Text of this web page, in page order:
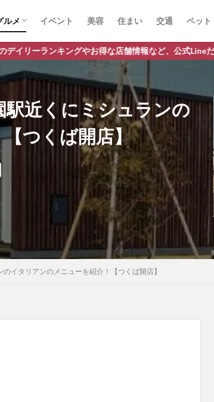
ルメ
ラーメン
ランチ
カフェ
パスタ
イベント 美容 住まい 交通 ペット
得な店舗情報など、公式Lineだけの限定情報を配信中！
近くにミシュランの
つくば開店】
イタリアンのメニューを紹介！【つくば開店】